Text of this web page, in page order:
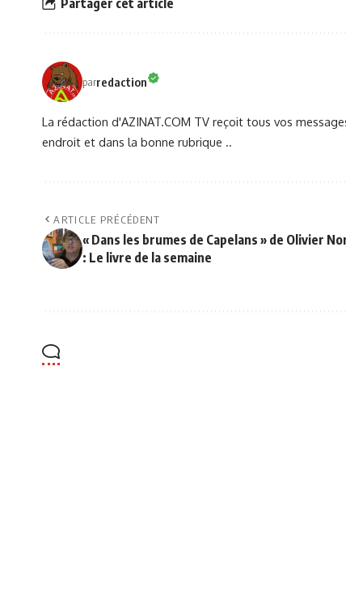
parredaction
La rédaction d'AZINAT.COM TV reçoit tous vos
endroit et dans la bonne rubrique ..
ARTICLE PRÉCÉDENT
« Dans les brumes de Capelans » de Olivier
: Le livre de la semaine